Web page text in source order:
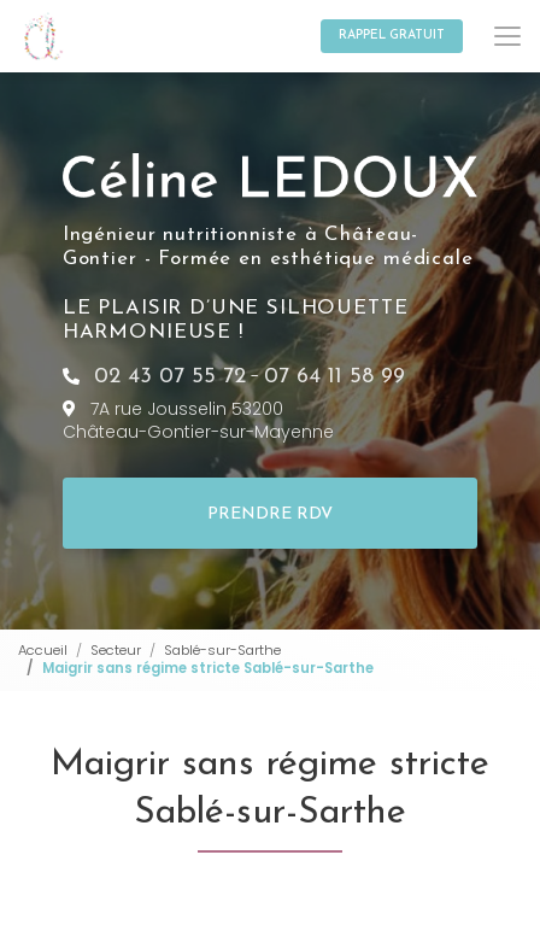
contenu
principal
RAPPEL GRATUIT
Ingénieur nutritionniste à Château-
Gontier - Formée en esthétique médicale
LE PLAISIR D’UNE SILHOUETTE
HARMONIEUSE !
02 43 07 55 72-07 64 11 58 99
7A rue Jousselin 53200
Château-Gontier-sur-Mayenne
PRENDRE RDV
Accueil Secteur
Sablé-sur-Sarthe
Maigrir sans régime stricte Sablé-sur-Sarthe
Maigrir sans régime stricte
Sablé-sur-Sarthe